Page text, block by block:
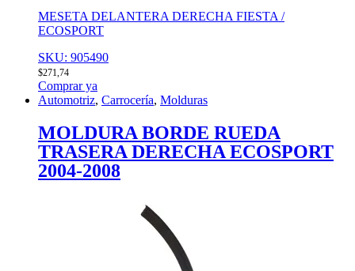
MESETA DELANTERA DERECHA FIESTA /
ECOSPORT
SKU: 905490
$271,74
Comprar ya
Automotriz, Carrocería, Molduras
MOLDURA BORDE RUEDA
TRASERA DERECHA ECOSPORT
2004-2008